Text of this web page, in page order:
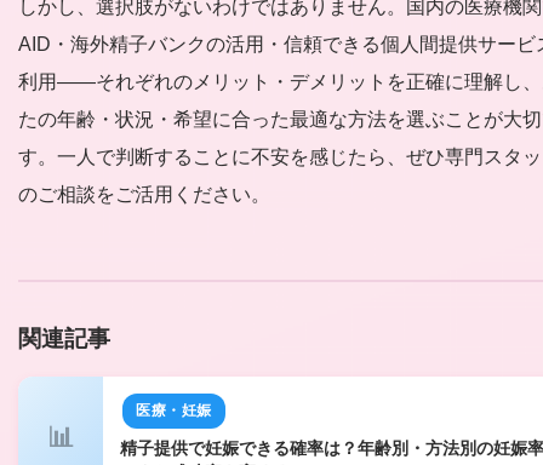
しかし、選択肢がないわけではありません。国内の医療機
AID・海外精子バンクの活用・信頼できる個人間提供サービ
利用——それぞれのメリット・デメリットを正確に理解し
たの年齢・状況・希望に合った最適な方法を選ぶことが大
す。一人で判断することに不安を感じたら、ぜひ専門スタ
のご相談をご活用ください。
関連記事
📊
医療・妊娠
精子提供で妊娠できる確率は？年齢別・方法別の妊娠